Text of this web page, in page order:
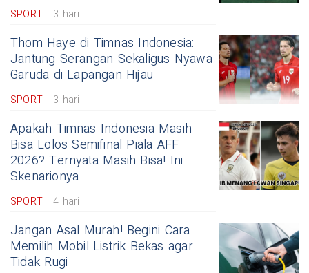
SPORT 3 hari
Thom Haye di Timnas Indonesia:
Jantung Serangan Sekaligus Nyawa
Garuda di Lapangan Hijau
SPORT 3 hari
Apakah Timnas Indonesia Masih
Bisa Lolos Semifinal Piala AFF
2026? Ternyata Masih Bisa! Ini
Skenarionya
SPORT 4 hari
Jangan Asal Murah! Begini Cara
Memilih Mobil Listrik Bekas agar
Tidak Rugi